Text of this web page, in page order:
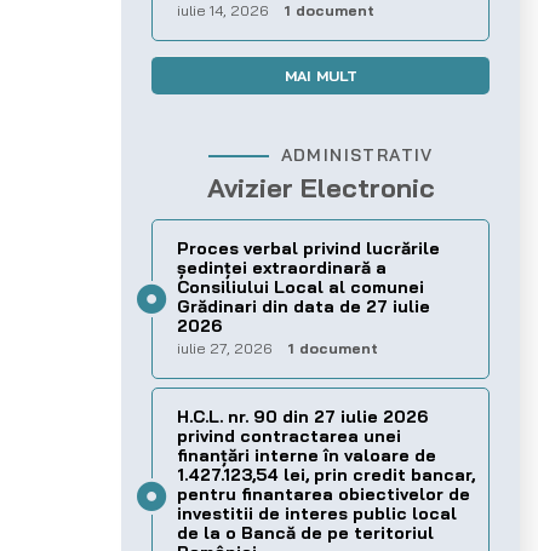
iulie 14, 2026 1 document
MAI MULT
ADMINISTRATIV
Avizier Electronic
Proces verbal privind lucrările
ședinței extraordinară a
Consiliului Local al comunei
Grădinari din data de 27 iulie
2026
iulie 27, 2026 1 document
H.C.L. nr. 90 din 27 iulie 2026
privind contractarea unei
finanțări interne în valoare de
1.427.123,54 lei, prin credit bancar,
pentru finantarea obiectivelor de
investitii de interes public local
de la o Bancă de pe teritoriul